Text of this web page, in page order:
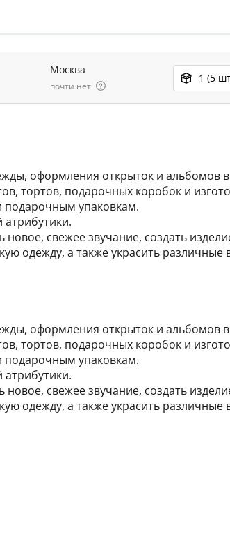
Москва
почти нет
1 (5
оформления открыток и альбомов в
тортов, подарочных коробок и
подарочным упаковкам.
свежее звучание, создать
одежду, а также украсить
оформления открыток и альбомов в
тортов, подарочных коробок и
подарочным упаковкам.
свежее звучание, создать
одежду, а также украсить